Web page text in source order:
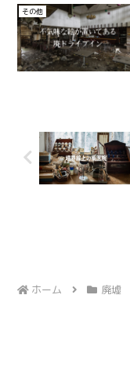
その他
ホーム 廃墟